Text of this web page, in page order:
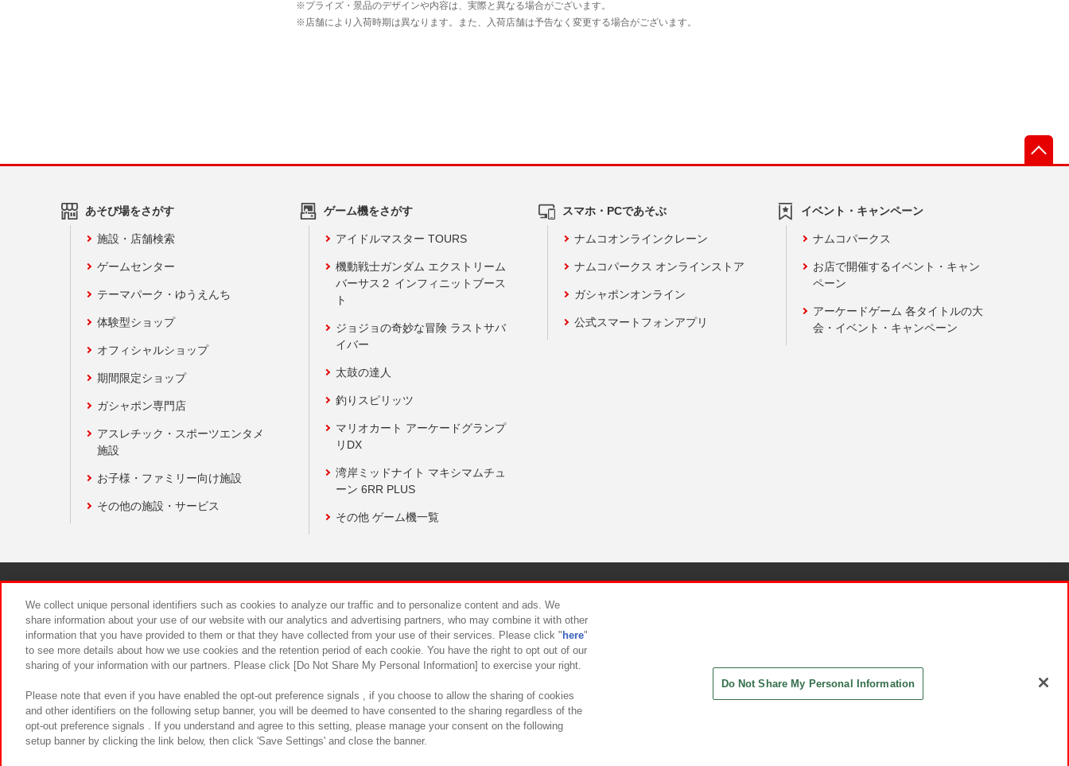
あそび場をさがす
施設・店舗検索
ゲームセンター
テーマパーク・ゆうえんち
体験型ショップ
オフィシャルショップ
期間限定ショップ
ガシャポン専門店
アスレチック・スポーツエンタメ
施設
お子様・ファミリー向け施設
その他の施設・サービス
ゲーム機をさがす
アイドルマスター TOURS
機動戦士ガンダム エクストリーム
バーサス２ インフィニットブース
ト
ジョジョの奇妙な冒険 ラストサバ
イバー
太鼓の達人
釣りスピリッツ
マリオカート アーケードグランプ
リDX
湾岸ミッドナイト マキシマムチュ
ーン 6RR PLUS
その他 ゲーム機一覧
スマホ・PCであそぶ
ナムコオンラインクレーン
ナムコパークス オンラインストア
ガシャポンオンライン
公式スマートフォンアプリ
イベント・キャンペーン
ナムコパークス
お店で開催するイベント・キャン
ペーン
アーケードゲーム 各タイトルの大
会・イベント・キャンペーン
食品のご提供について カスタマーハラスメント対応方針
We collect unique personal identifiers such as cookies to analyze our traffic and to personalize content and ads. We
share information about your use of our website with our analytics and advertising partners, who may combine it with other
information that you have provided to them or that they have collected from your use of their services. Please click " here"
to see more details about how we use cookies and the retention period of each cookie. You have the right to opt out of our
sharing of your information with our partners. Please click [Do Not Share My Personal Information] to exercise your right.
Please note that even if you have enabled the opt-out preference signals , if you choose to allow the sharing of cookies
and other identifiers on the following setup banner, you will be deemed to have consented to the sharing regardless of the
opt-out preference signals . If you understand and agree to this setting, please manage your consent on the following
setup banner by clicking the link below, then click 'Save Settings' and close the banner.
Do Not Share My Personal Information